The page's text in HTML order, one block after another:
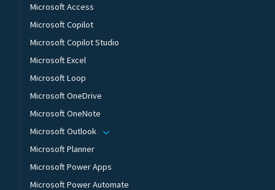
Microsoft Access
Microsoft Copilot
Microsoft Copilot Studio
Microsoft Excel
Microsoft Loop
Microsoft OneDrive
Microsoft OneNote
Microsoft Outlook
Microsoft Planner
Microsoft Power Apps
Microsoft Power Automate